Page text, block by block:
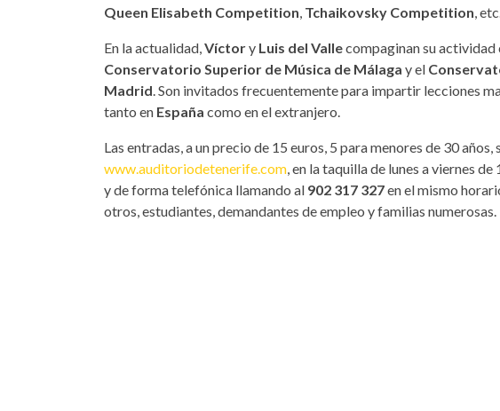
Queen Elisabeth Competition Tchaikovsky Competition , etc.
En la actualidad, Víctory Luis del Vallecompaginan su
Conservatorio Superior de Música de Málaga y el
Madrid . Son invitados frecuentemente para impartir lecciones
tanto en España como en el extranjero.
Las entradas, a un precio de 15 euros, 5 para menores de 30
www.auditoriodetenerife.com , en la taquilla de lunes a viernes
y de forma telefónica llamando al 902 317 327en el mismo
otros, estudiantes, demandantes de empleo y familias numerosas.